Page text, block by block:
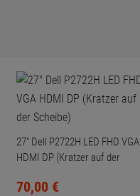
27" Dell P2722H LED FHD VGA
HDMI DP (Kratzer auf der
70,00 €